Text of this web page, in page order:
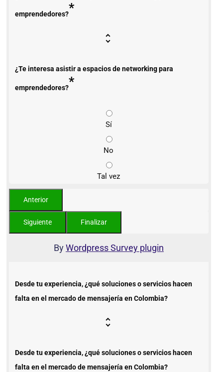
emprendedores?*
¿Te interesa asistir a espacios de networking para
emprendedores?*
Sí
No
Tal vez
ByWordpress Survey plugin
Desde tu experiencia, ¿qué soluciones o servicios hacen
falta en el mercado de mensajería en Colombia?
Desde tu experiencia, ¿qué soluciones o servicios hacen
falta en el mercado de mensajería en Colombia?